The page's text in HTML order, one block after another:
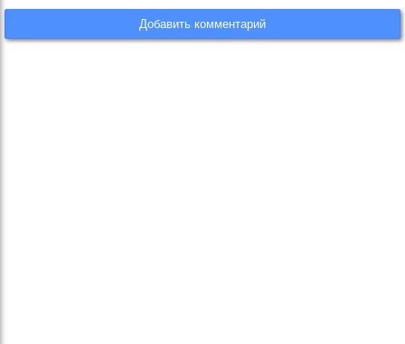
Добавить комментарий